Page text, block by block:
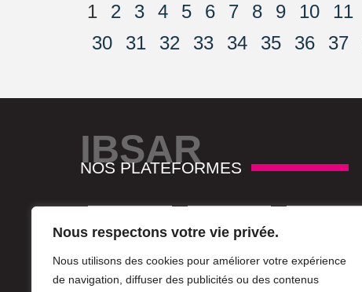
Nous respectons votre vie privée.
Nous utilisons des cookies pour améliorer votre expérience
de navigation, diffuser des publicités ou des contenus
1 2 3 4 5 6 7 8 9 10 11
30
31 32 33 34 35 36 37
IBSAR
NOS PLATEFORMES